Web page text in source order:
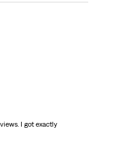
I got exactly